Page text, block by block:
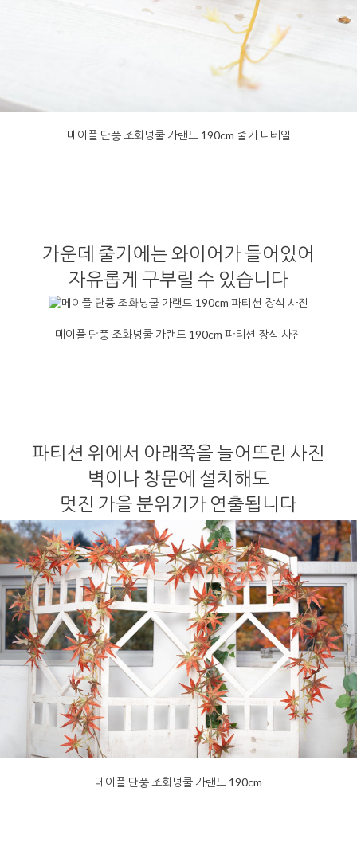
메이플 단풍 조화넝쿨 가랜드 190cm 줄기 디테일
가운데 줄기에는 와이어가 들어있어
자유롭게 구부릴 수 있습니다
메이플 단풍 조화넝쿨 가랜드 190cm 파티션 장식 사진
파티션 위에서 아래쪽을 늘어뜨린 사진
벽이나 창문에 설치해도
멋진 가을 분위기가 연출됩니다
메이플 단풍 조화넝쿨 가랜드 190cm